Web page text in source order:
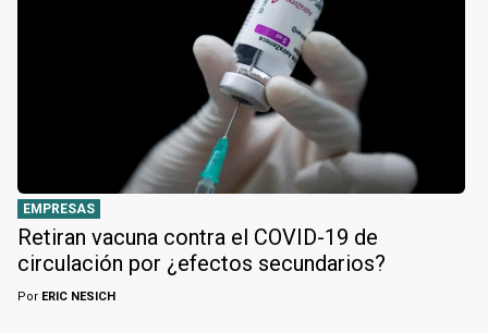
EMPRESAS
Retiran vacuna contra el COVID-19 de
circulación por ¿efectos secundarios?
Por ERIC NESICH